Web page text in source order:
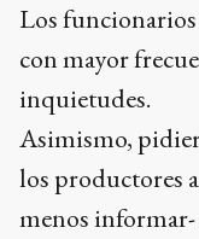
Los
con mayor
inquietudes.
Asimismo,
los productores
menos